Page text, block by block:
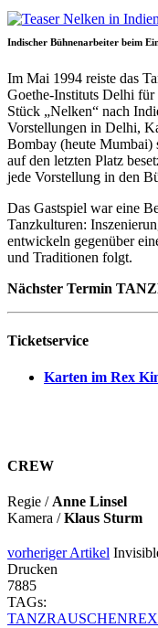
Indischer Bühnenarbeiter beim
Im Mai 1994 reiste das
Goethe-Instituts Delhi
Stück „Nelken“ nach
Vorstellungen in Delhi,
Bombay (heute Mumbai)
auf den letzten Platz
jede Vorstellung in den
Das Gastspiel war eine
Tanzkulturen:
entwickeln gegenüber
und Traditionen folgt.
Nächster Termin
Ticketservice
Karten im Rex
CREW
Regie / Anne Linsel
Kamera /Klaus Sturm
vorheriger Artikel
Drucken
7885
TAGs:
TANZRAUSCHENREX